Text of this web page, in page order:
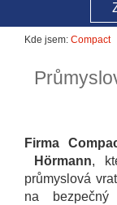
Kde jsem: Compact
Firma
Hörmann,
průmyslová
na